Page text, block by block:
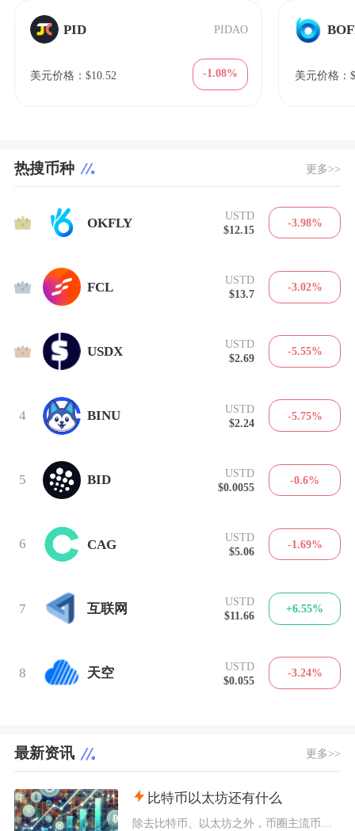
PID PIDAO
美元价格：$10.52 -1.08% 美元价格：
热搜币种 更多>>
1 OKFLY
USTD
$12.15
-3.98%
2 FCL
USTD
$13.7
-3.02%
3 USDX
USTD
$2.69
-5.55%
4 BINU
USTD
$2.24
-5.75%
5 BID
USTD
$0.0055
-0.6%
6 CAG
USTD
$5.06
-1.69%
7 互联网
USTD
$11.66
+6.55%
8 天空
USTD
$0.055
-3.24%
最新资讯 更多>>
比特币以太坊还有什么